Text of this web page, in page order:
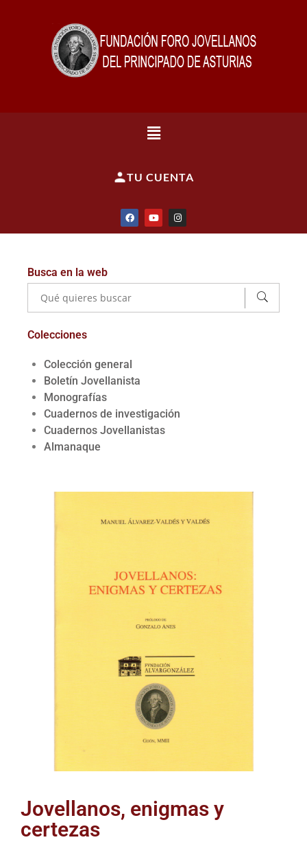
TU CUENTA
Busca en la web
Colecciones
Colección general
Boletín Jovellanista
Monografías
Cuadernos de investigación
Cuadernos Jovellanistas
Almanaque
Jovellanos, enigmas y
certezas